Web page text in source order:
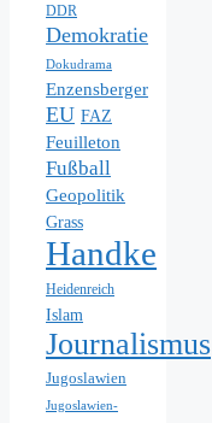
DDR
Demokratie
Dokudrama
Enzensberger
EU FAZ
Feuilleton
Fußball
Geopolitik
Grass
Handke
Heidenreich
Islam
Journalismus
Jugoslawien
Jugoslawien-